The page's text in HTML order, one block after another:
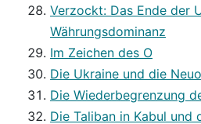
Verzockt: Das Ende der
Währungsdominanz
Im Zeichen des O
Die Ukraine und die
Die Wiederbegrenzung
Die Taliban in Kabul und